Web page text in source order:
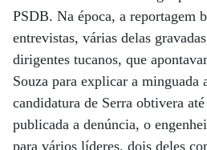
PSDB. Na época, a reportagem
entrevistas, várias delas
dirigentes tucanos, que
Souza para explicar a minguada
candidatura de Serra obtivera
publicada a denúncia, o
para vários líderes, dois deles